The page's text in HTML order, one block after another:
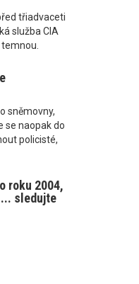
třiadvaceti
služba CIA
sněmovny,
se naopak do
policisté,
roku 2004,
sledujte